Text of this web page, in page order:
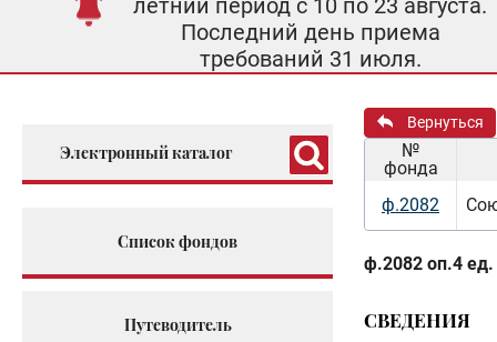
летний период с 10 по 23 августа.
Последний день приема
требований 31 июля.
Электронный каталог
Список фондов
Путеводитель
Вернуться
№
фонда
ф.2082
ф.2082 оп.4 ед.
СВЕДЕНИЯ